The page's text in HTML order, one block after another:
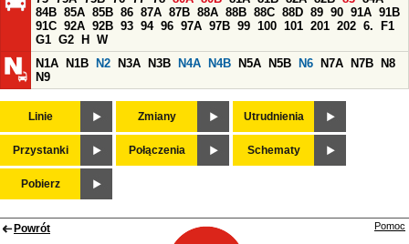
84B 85A 85B 86 87A 87B 88A 88B 88C 88D 89 90 91A 91B
91C 92A 92B 93 94 96 97A 97B 99 100 101 201 202 6.
F1
G1 G2 H
W
N1A
N1B N2 N3A N3B N4A N4B N5A N5B N6 N7A N7B
N8
N9
Linie Zmiany Utrudnienia
Przystanki Połączenia Schematy
Pobierz
Powrót Pomoc